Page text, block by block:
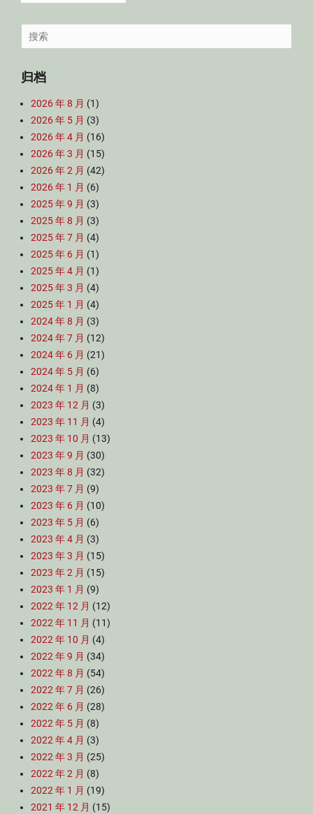
Search
for:
归档
2026 年 8 月 (1)
2026 年 5 月 (3)
2026 年 4 月 (16)
2026 年 3 月 (15)
2026 年 2 月 (42)
2026 年 1 月 (6)
2025 年 9 月 (3)
2025 年 8 月 (3)
2025 年 7 月 (4)
2025 年 6 月 (1)
2025 年 4 月 (1)
2025 年 3 月 (4)
2025 年 1 月 (4)
2024 年 8 月 (3)
2024 年 7 月 (12)
2024 年 6 月 (21)
2024 年 5 月 (6)
2024 年 1 月 (8)
2023 年 12 月 (3)
2023 年 11 月 (4)
2023 年 10 月 (13)
2023 年 9 月 (30)
2023 年 8 月 (32)
2023 年 7 月 (9)
2023 年 6 月 (10)
2023 年 5 月 (6)
2023 年 4 月 (3)
2023 年 3 月 (15)
2023 年 2 月 (15)
2023 年 1 月 (9)
2022 年 12 月 (12)
2022 年 11 月 (11)
2022 年 10 月 (4)
2022 年 9 月 (34)
2022 年 8 月 (54)
2022 年 7 月 (26)
2022 年 6 月 (28)
2022 年 5 月 (8)
2022 年 4 月 (3)
2022 年 3 月 (25)
2022 年 2 月 (8)
2022 年 1 月 (19)
2021 年 12 月 (15)